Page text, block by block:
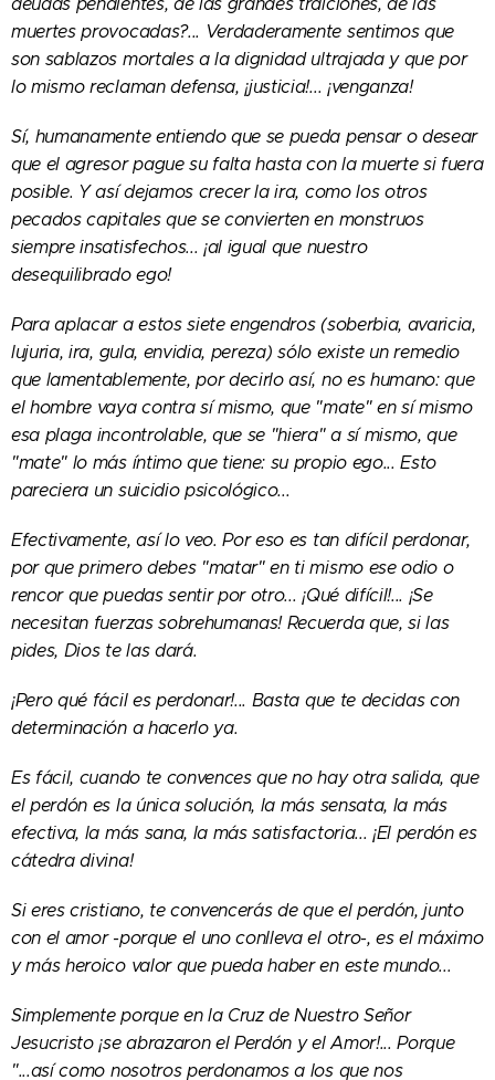
deudas pendientes, de las grandes traiciones, de las
muertes provocadas?... Verdaderamente sentimos que
son sablazos mortales a la dignidad ultrajada y que por
lo mismo reclaman defensa, ¡justicia!... ¡venganza!
Sí, humanamente entiendo que se pueda pensar o desear
que el agresor pague su falta hasta con la muerte si fuera
posible. Y así dejamos crecer la ira, como los otros
pecados capitales que se convierten en monstruos
siempre insatisfechos... ¡al igual que nuestro
desequilibrado ego!
Para aplacar a estos siete engendros (soberbia, avaricia,
lujuria, ira, gula, envidia, pereza) sólo existe un remedio
que lamentablemente, por decirlo así, no es humano: que
el hombre vaya contra sí mismo, que "mate" en sí mismo
esa plaga incontrolable, que se "hiera" a sí mismo, que
"mate" lo más íntimo que tiene: su propio ego... Esto
pareciera un suicidio psicológico...
Efectivamente, así lo veo. Por eso es tan difícil perdonar,
por que primero debes "matar" en ti mismo ese odio o
rencor que puedas sentir por otro... ¡Qué difícil!... ¡Se
necesitan fuerzas sobrehumanas! Recuerda que, si las
pides, Dios te las dará.
¡Pero qué fácil es perdonar!... Basta que te decidas con
determinación a hacerlo ya.
Es fácil, cuando te convences que no hay otra salida, que
el perdón es la única solución, la más sensata, la más
efectiva, la más sana, la más satisfactoria... ¡El perdón es
cátedra divina!
Si eres cristiano, te convencerás de que el perdón, junto
con el amor -porque el uno conlleva el otro-, es el máximo
y más heroico valor que pueda haber en este mundo...
Simplemente porque en la Cruz de Nuestro Señor
Jesucristo ¡se abrazaron el Perdón y el Amor!... Porque
"...así como nosotros perdonamos a los que nos